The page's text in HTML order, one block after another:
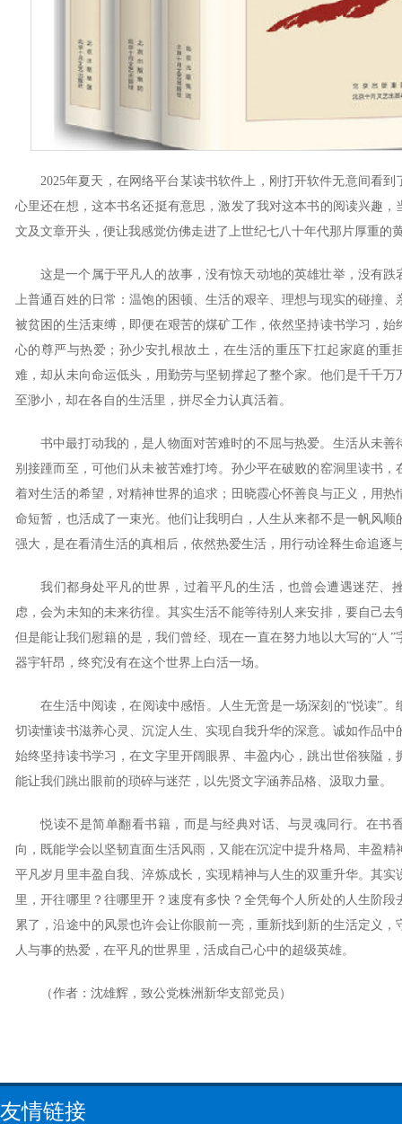
2025年夏天，在网络平台某读书软件上，刚打开软件无意间看
心里还在想，这本书名还挺有意思，激发了我对这本书的阅读兴趣
文及文章开头，便让我感觉仿佛走进了上世纪七八十年代那片厚重的
这是一个属于平凡人的故事，没有惊天动地的英雄壮举，没有
上普通百姓的日常：温饱的困顿、生活的艰辛、理想与现实的碰撞
被贫困的生活束缚，即便在艰苦的煤矿工作，依然坚持读书学习，
心的尊严与热爱；孙少安扎根故土，在生活的重压下扛起家庭的重
难，却从未向命运低头，用勤劳与坚韧撑起了整个家。他们是千千
至渺小，却在各自的生活里，拼尽全力认真活着。
书中最打动我的，是人物面对苦难时的不屈与热爱。生活从未
别接踵而至，可他们从未被苦难打垮。孙少平在破败的窑洞里读书
着对生活的希望，对精神世界的追求；田晓霞心怀善良与正义，用
命短暂，也活成了一束光。他们让我明白，人生从来都不是一帆风
强大，是在看清生活的真相后，依然热爱生活，用行动诠释生命追逐
我们都身处平凡的世界，过着平凡的生活，也曾会遭遇迷茫、
虑，会为未知的未来彷徨。其实生活不能等待别人来安排，要自己
但是能让我们慰籍的是，我们曾经、现在一直在努力地以大写的“人
器宇轩昂，终究没有在这个世界上白活一场。
在生活中阅读，在阅读中感悟。人生无啻是一场深刻的“悦读”。
切读懂读书滋养心灵、沉淀人生、实现自我升华的深意。诚如作品
始终坚持读书学习，在文字里开阔眼界、丰盈内心，跳出世俗狭隘
能让我们跳出眼前的琐碎与迷茫，以先贤文字涵养品格、汲取力量。
悦读不是简单翻看书籍，而是与经典对话、与灵魂同行。在书
向，既能学会以坚韧直面生活风雨，又能在沉淀中提升格局、丰盈
平凡岁月里丰盈自我、淬炼成长，实现精神与人生的双重升华。其
里，开往哪里？往哪里开？速度有多快？全凭每个人所处的人生阶
累了，沿途中的风景也许会让你眼前一亮，重新找到新的生活定义
人与事的热爱，在平凡的世界里，活成自己心中的超级英雄。
（作者：沈雄辉，致公党株洲新华支部党员）
友情链接